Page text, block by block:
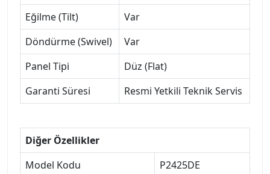
Eğilme (Tilt)
Var
Döndürme (Swivel)
Var
Panel Tipi
Düz (Flat)
Garanti Süresi
Resmi Yetkili Teknik Servis
Diğer Özellikler
Model Kodu
P2425DE